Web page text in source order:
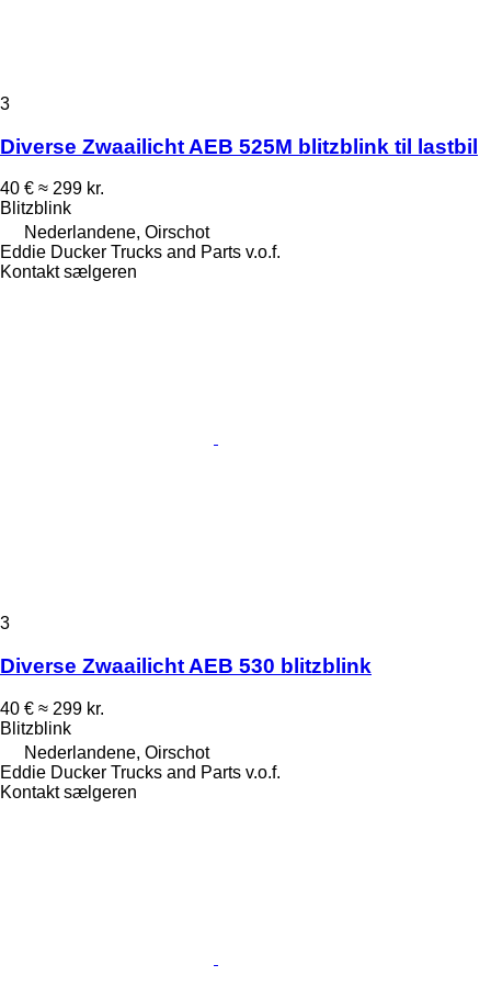
3
Diverse Zwaailicht AEB 525M blitzblink til lastbil
40 € ≈ 299 kr.
Blitzblink
Nederlandene, Oirschot
Eddie Ducker Trucks and Parts v.o.f.
Kontakt sælgeren
3
Diverse Zwaailicht AEB 530 blitzblink
40 € ≈ 299 kr.
Blitzblink
Nederlandene, Oirschot
Eddie Ducker Trucks and Parts v.o.f.
Kontakt sælgeren